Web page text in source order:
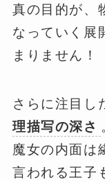
真の目的が、
なっていく展
まりません！
さらに注目し
理描写の深さ
魔女の内面は
言われる王子